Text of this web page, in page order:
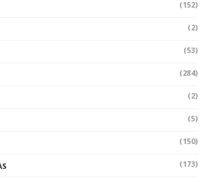
(152)
(2)
(53)
(284)
(2)
(5)
(150)
(173)